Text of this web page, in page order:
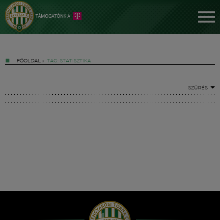
FŐOLDAL » TAG: STATISZTIKA
SZŰRÉS
Hírek